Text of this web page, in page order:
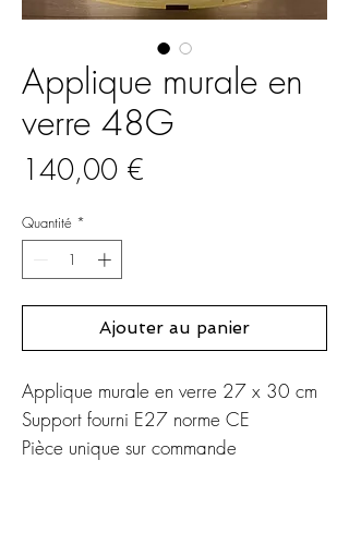
Applique murale en
verre 48G
140,00 €
Quantité *
Ajouter au panier
Applique murale en verre 27 x 30 cm
Support fourni E27 norme CE
Pièce unique sur commande